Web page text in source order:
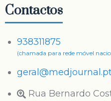
Contactos
938311875
(chamada para rede móvel
Rua Bernardo